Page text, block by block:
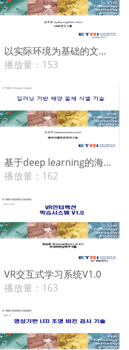
以实际环境为基础的文件影像识别技术V2.0（外国人身份证个人信息识别及公文分类技术）
播放量： 153
基于deep learning的海洋物体识别技术
播放量： 162
VR交互式学习系统V1.0
播放量： 163